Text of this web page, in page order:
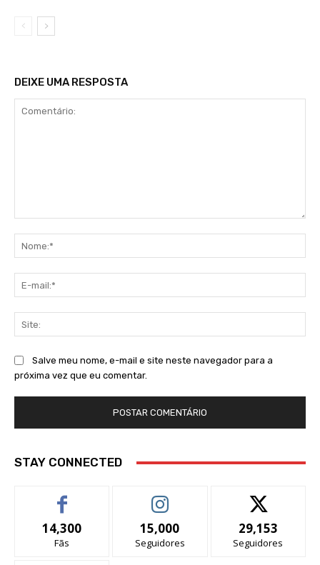
DEIXE UMA RESPOSTA
Salve meu nome, e-mail e site neste navegador para a
próxima vez que eu comentar.
STAY CONNECTED
14,300
Fãs
15,000
Seguidores
29,153
Seguidores